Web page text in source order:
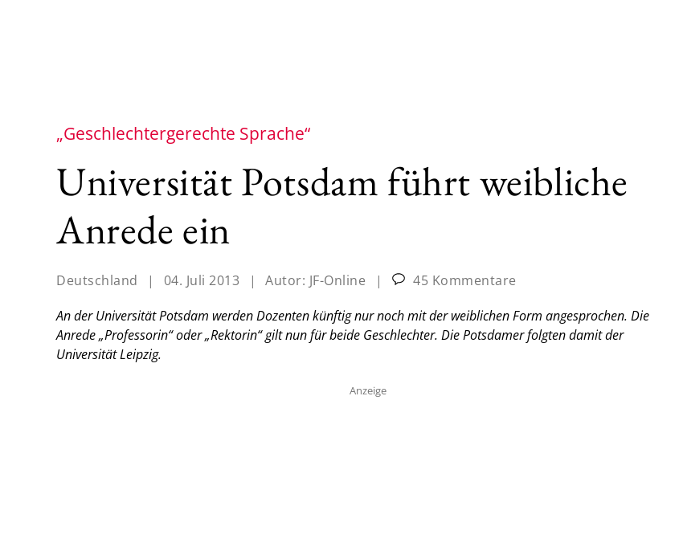
„Geschlechtergerechte Sprache“
Universität Potsdam führt weibliche
Anrede ein
Deutschland | 04. Juli 2013 | Autor: JF-Online |
45 Kommentare
An der Universität Potsdam werden Dozenten künftig nur noch mit der weiblichen Form angesprochen. Die
Anrede „Professorin“ oder „Rektorin“ gilt nun für beide Geschlechter. Die Potsdamer folgten damit der
Universität Leipzig.
Anzeige